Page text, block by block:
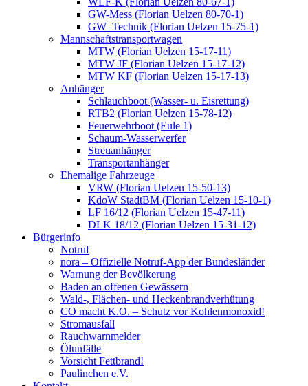
GW-Mess (Florian Uelzen 80-70-1)
GW–Technik (Florian Uelzen 15-75-1)
Mannschaftstransportwagen
MTW (Florian Uelzen 15-17-11)
MTW JF (Florian Uelzen 15-17-12)
MTW KF (Florian Uelzen 15-17-13)
Anhänger
Schlauchboot (Wasser- u. Eisrettung)
RTB2 (Florian Uelzen 15-78-12)
Feuerwehrboot (Eule 1)
Schaum-Wasserwerfer
Streuanhänger
Transportanhänger
Ehemalige Fahrzeuge
VRW (Florian Uelzen 15-50-13)
KdoW StadtBM (Florian Uelzen 15-10-1)
LF 16/12 (Florian Uelzen 15-47-11)
DLK 18/12 (Florian Uelzen 15-31-12)
Bürgerinfo
Notruf
nora – Offizielle Notruf-App der Bundesländer
Warnung der Bevölkerung
Baden an offenen Gewässern
Wald-, Flächen- und Heckenbrandverhütung
CO macht K.O. – Schutz vor Kohlenmonoxid!
Stromausfall
Rauchwarnmelder
Ölunfälle
Vorsicht Fettbrand!
Paulinchen e.V.